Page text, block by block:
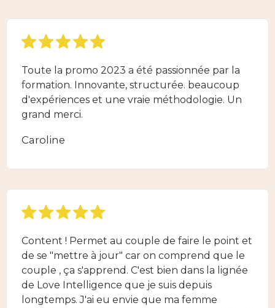
Toute la promo 2023 a été passionnée par la
formation. Innovante, structurée. beaucoup
d'expériences et une vraie méthodologie. Un
grand merci.
Caroline
Content ! Permet au couple de faire le point et
de se "mettre à jour" car on comprend que le
couple , ça s'apprend. C'est bien dans la lignée
de Love Intelligence que je suis depuis
longtemps. J'ai eu envie que ma femme